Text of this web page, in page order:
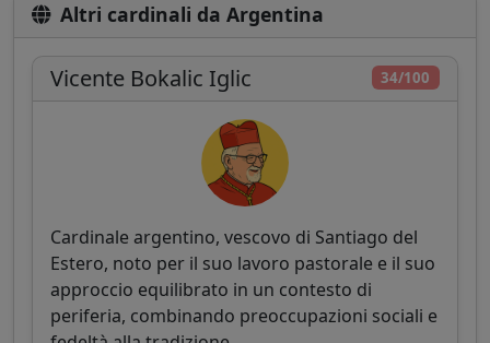
Altri cardinali da Argentina
34/100
Vicente Bokalic Iglic
Cardinale argentino, vescovo di Santiago del
Estero, noto per il suo lavoro pastorale e il suo
approccio equilibrato in un contesto di
periferia, combinando preoccupazioni sociali e